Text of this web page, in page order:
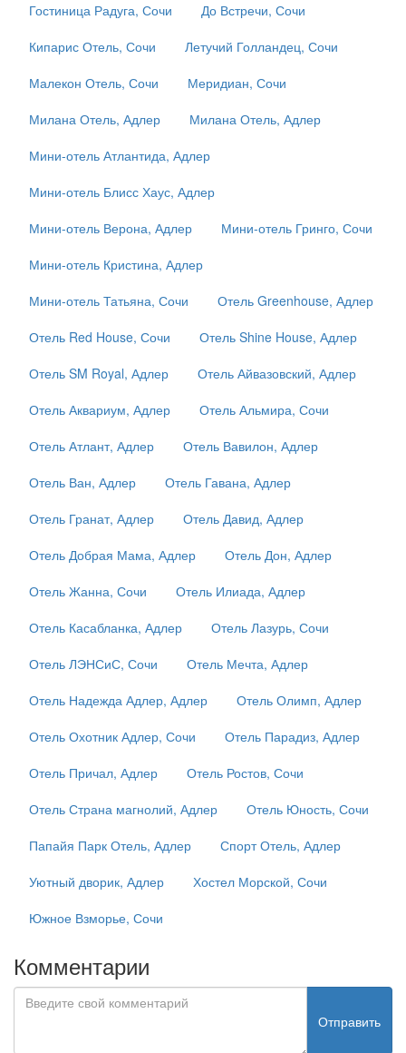
Гостиница Радуга, Сочи
До Встречи, Сочи
Кипарис Отель, Сочи
Летучий Голландец, Сочи
Малекон Отель, Сочи
Меридиан, Сочи
Милана Отель, Адлер
Милана Отель, Адлер
Мини-отель Атлантида, Адлер
Мини-отель Блисс Хаус, Адлер
Мини-отель Верона, Адлер
Мини-отель Гринго, Сочи
Мини-отель Кристина, Адлер
Мини-отель Татьяна, Сочи
Отель Greenhouse, Адлер
Отель Red House, Сочи
Отель Shine House, Адлер
Отель SM Royal, Адлер
Отель Айвазовский, Адлер
Отель Аквариум, Адлер
Отель Альмира, Сочи
Отель Атлант, Адлер
Отель Вавилон, Адлер
Отель Ван, Адлер
Отель Гавана, Адлер
Отель Гранат, Адлер
Отель Давид, Адлер
Отель Добрая Мама, Адлер
Отель Дон, Адлер
Отель Жанна, Сочи
Отель Илиада, Адлер
Отель Касабланка, Адлер
Отель Лазурь, Сочи
Отель ЛЭНСиС, Сочи
Отель Мечта, Адлер
Отель Надежда Адлер, Адлер
Отель Олимп, Адлер
Отель Охотник Адлер, Сочи
Отель Парадиз, Адлер
Отель Причал, Адлер
Отель Ростов, Сочи
Отель Страна магнолий, Адлер
Отель Юность, Сочи
Папайя Парк Отель, Адлер
Спорт Отель, Адлер
Уютный дворик, Адлер
Хостел Морской, Сочи
Южное Взморье, Сочи
Комментарии
Отправить